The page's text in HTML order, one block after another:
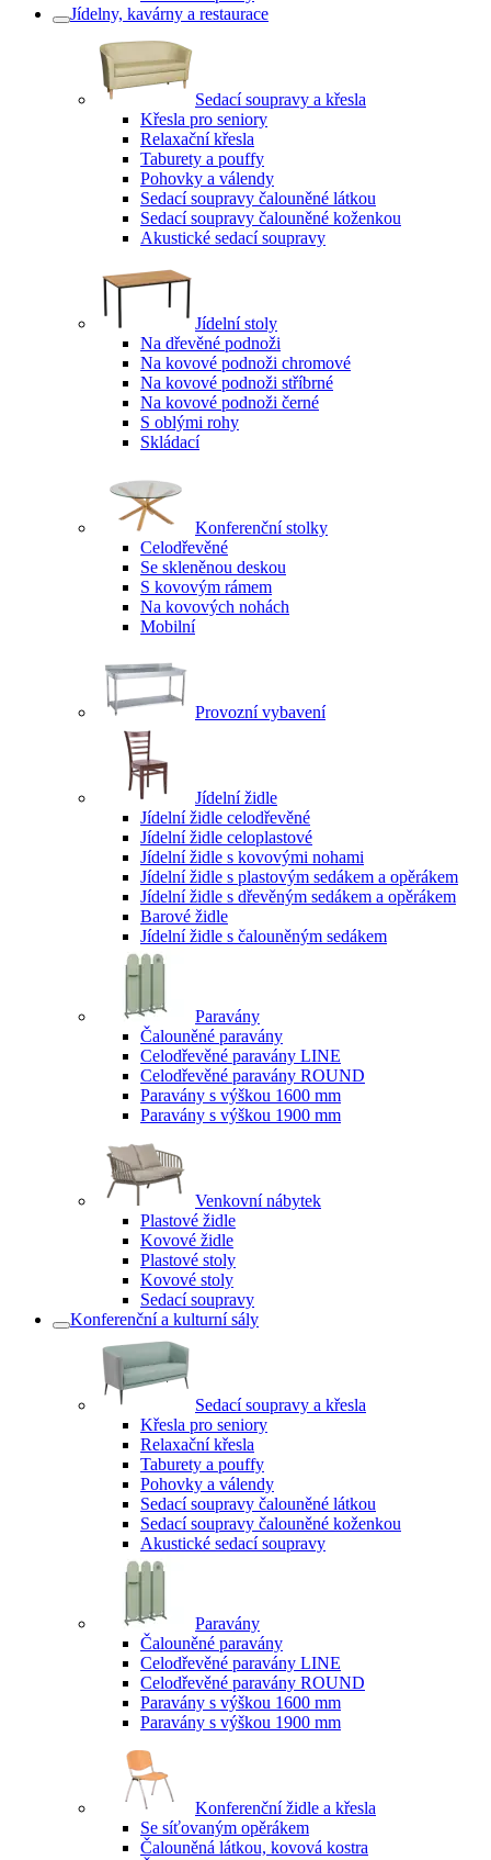
Jídelny, kavárny a restaurace
Sedací soupravy a křesla
Křesla pro seniory
Relaxační křesla
Taburety a pouffy
Pohovky a válendy
Sedací soupravy čalouněné látkou
Sedací soupravy čalouněné koženkou
Akustické sedací soupravy
Jídelní stoly
Na dřevěné podnoži
Na kovové podnoži chromové
Na kovové podnoži stříbrné
Na kovové podnoži černé
S oblými rohy
Skládací
Konferenční stolky
Celodřevěné
Se skleněnou deskou
S kovovým rámem
Na kovových nohách
Mobilní
Provozní vybavení
Jídelní židle
Jídelní židle celodřevěné
Jídelní židle celoplastové
Jídelní židle s kovovými nohami
Jídelní židle s plastovým sedákem a opěrákem
Jídelní židle s dřevěným sedákem a opěrákem
Barové židle
Jídelní židle s čalouněným sedákem
Paravány
Čalouněné paravány
Celodřevěné paravány LINE
Celodřevěné paravány ROUND
Paravány s výškou 1600 mm
Paravány s výškou 1900 mm
Venkovní nábytek
Plastové židle
Kovové židle
Plastové stoly
Kovové stoly
Sedací soupravy
Konferenční a kulturní sály
Sedací soupravy a křesla
Křesla pro seniory
Relaxační křesla
Taburety a pouffy
Pohovky a válendy
Sedací soupravy čalouněné látkou
Sedací soupravy čalouněné koženkou
Akustické sedací soupravy
Paravány
Čalouněné paravány
Celodřevěné paravány LINE
Celodřevěné paravány ROUND
Paravány s výškou 1600 mm
Paravány s výškou 1900 mm
Konferenční židle a křesla
Se síťovaným opěrákem
Čalouněná látkou, kovová kostra